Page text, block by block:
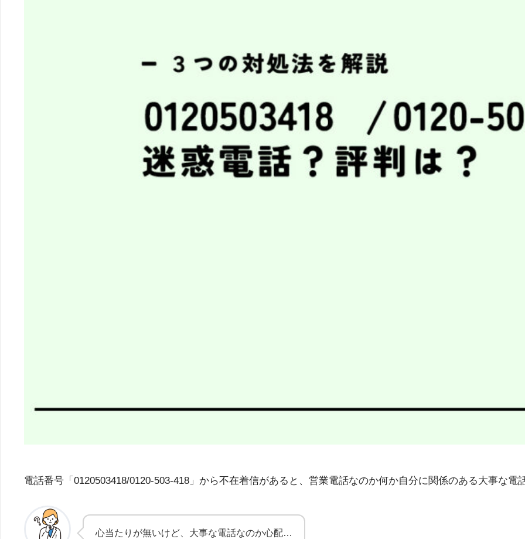
電話番号「0120503418/0120-503-418」から不在着信があると、営業電話なのか何か自分に関係のある大事な
心当たりが無いけど、大事な電話なのか心配…